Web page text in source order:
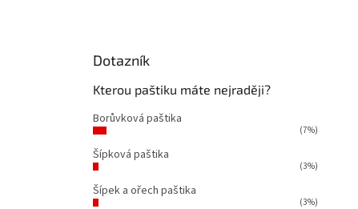
Dotazník
Kterou paštiku máte nejraději?
Borůvková paštika
(7%)
Šípková paštika
(3%)
Šípek a ořech paštika
(3%)